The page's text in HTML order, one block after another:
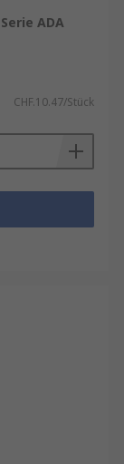
ADA
CHF.10.47/Stück